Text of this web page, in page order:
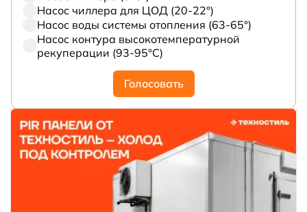
Насос чиллера для ЦОД (20-22°)
Насос воды системы отопления (63-65°)
Насос контура высокотемпературной
рекуперации (93-95°С)
Голосовать